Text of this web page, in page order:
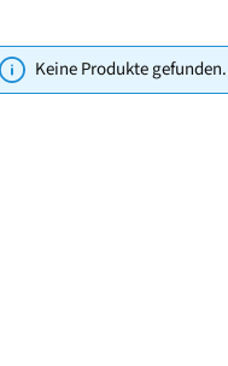
Keine Produkte gefunden.